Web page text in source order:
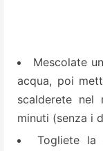
Mescolate
acqua, poi
scalderete nel
minuti (senza i
Togliete